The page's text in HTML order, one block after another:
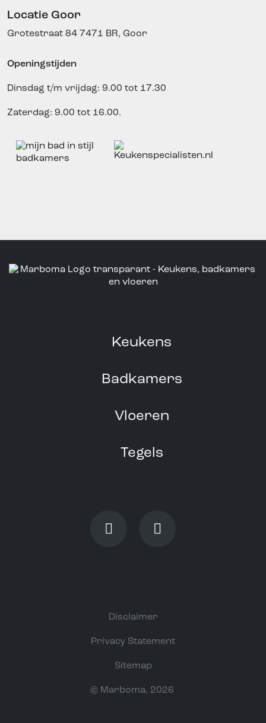
Locatie Goor
Grotestraat 84 7471 BR, Goor
Openingstijden
Dinsdag t/m vrijdag: 9.00 tot 17.30
Zaterdag: 9.00 tot 16.00.
Keukens
Badkamers
Vloeren
Tegels
© Marboma, 2026
Disclaimer
Privacy Statement
Sitemap